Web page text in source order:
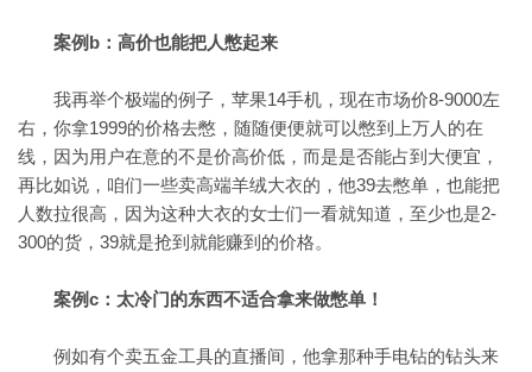
案例b：高价也能把人憋起来
我再举个极端的例子，苹果14手机，现在市场价8-9000左
右，你拿1999的价格去憋，随随便便就可以憋到上万人的在
线，因为用户在意的不是价高价低，而是是否能占到大便宜，
再比如说，咱们一些卖高端羊绒大衣的，他39去憋单，也能把
人数拉很高，因为这种大衣的女士们一看就知道，至少也是2-
300的货，39就是抢到就能赚到的价格。
案例c：太冷门的东西不适合拿来做憋单！
例如有个卖五金工具的直播间，他拿那种手电钻的钻头来